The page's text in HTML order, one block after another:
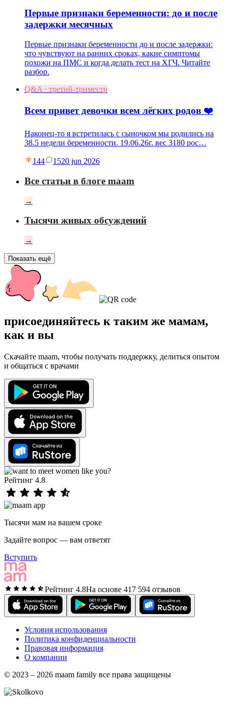
Первые признаки беременности: до и после
задержки месячных
Первые признаки беременности до и после задержки:
что чувствуют на ранних сроках, какие симптомы
похожи на ПМС и когда делать тест на ХГЧ. Читайте
разбор.
Q&A · третий-триместр
Всем привет девочки всем лёгких родов ❤️
Наконец-то я встретилась с сыночком мы родились на
38.5 недели беременности. 19.06.26г. вес 3180 рос…
144 1520 jun 2026
Все статьи в блоге maam
→
Тысячи живых обсуждений
→
Показать ещё
присоединяйтесь к таким же мамам,
как и вы
Скачайте maam, чтобы получать поддержку, делиться опытом
и общаться с врачами
Рейтинг 4.8
Тысячи мам на вашем сроке
Задайте вопрос — вам ответят
Вступить
Рейтинг 4.8На основе 417 594 отзывов
Условия использования
Политика конфиденциальности
Правовая информация
О компании
© 2023 – 2026 maam family все права защищены